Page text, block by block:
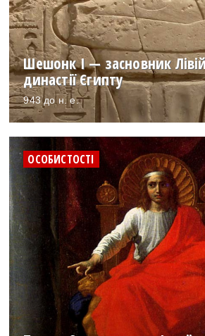
Шешонк I — засновник
династії Єгипту
943 до н. е.
ОСОБИСТОСТІ